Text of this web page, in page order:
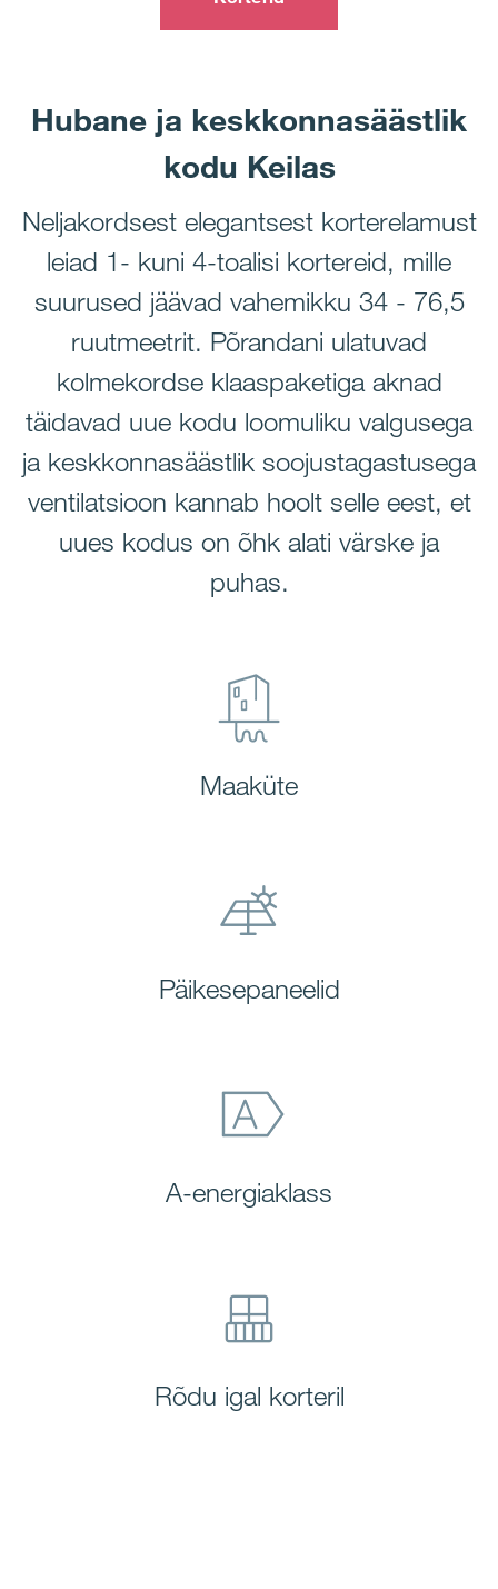
Hubane ja keskkonnasäästlik
kodu Keilas
Neljakordsest elegantsest korterelamust
leiad 1- kuni 4-toalisi kortereid, mille
suurused jäävad vahemikku 34 - 76,5
ruutmeetrit. Põrandani ulatuvad
kolmekordse klaaspaketiga aknad
täidavad uue kodu loomuliku valgusega
ja keskkonnasäästlik soojustagastusega
ventilatsioon kannab hoolt selle eest, et
uues kodus on õhk alati värske ja
puhas.
Maaküte
Päikesepaneelid
A-energiaklass
Rõdu igal korteril